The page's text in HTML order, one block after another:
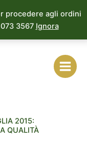
procedere agli ordini
3567 Ignora
2015:
QUALITÀ